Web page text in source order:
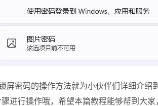
密码的操作方法就为小伙伴们详细介绍
进行操作哦，希望本篇教程能够帮到大